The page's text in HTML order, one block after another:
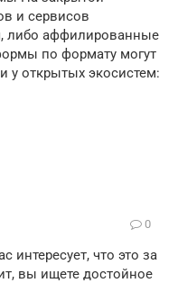
и сервисов
либо аффилированные
по формату могут
у открытых экосистем:
0
что это за
вы ищете достойное